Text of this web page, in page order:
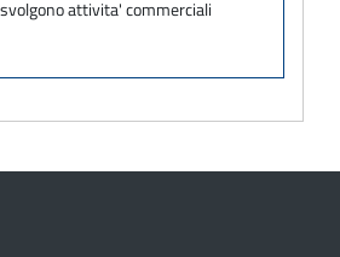
attivita' commerciali